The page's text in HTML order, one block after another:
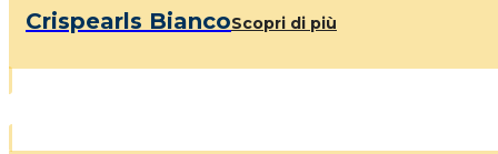
Crispearls BiancoScopri di più